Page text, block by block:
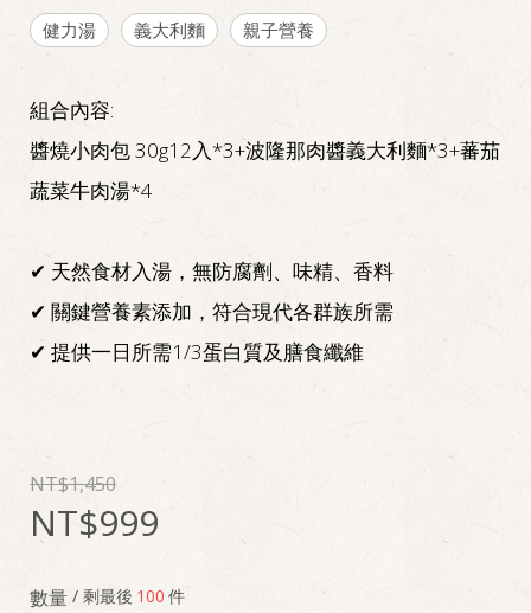
健力湯 義大利麵 親子營養
組合內容:
醬燒小肉包 30g12入*3+波隆那肉醬義大利麵*3+蕃茄
蔬菜牛肉湯*4
✔ 天然食材入湯，無防腐劑、味精、香料
✔ 關鍵營養素添加，符合現代各群族所需
✔ 提供一日所需1/3蛋白質及膳食纖維
1,450
999
數量 / 剩最後 100 件